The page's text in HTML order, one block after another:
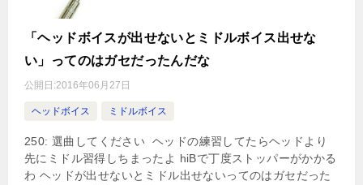
「ヘッドボイスが出せないとミドルボイス出せな
い」ってのはガセだったんだな
公開日:2016年06月27日
ヘッドボイス ミドルボイス
250: 選曲してください ヘッドの練習してたらヘッドより
先にミドル習得しちまったよ hiBで丁度ストッパーがかかる
わ ヘッドが出せないとミドル出せないってのはガセだった